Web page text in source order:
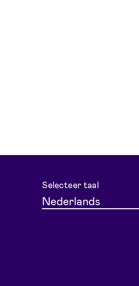
Selecteer taal
Nederlands